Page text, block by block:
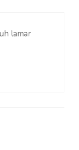
lamar